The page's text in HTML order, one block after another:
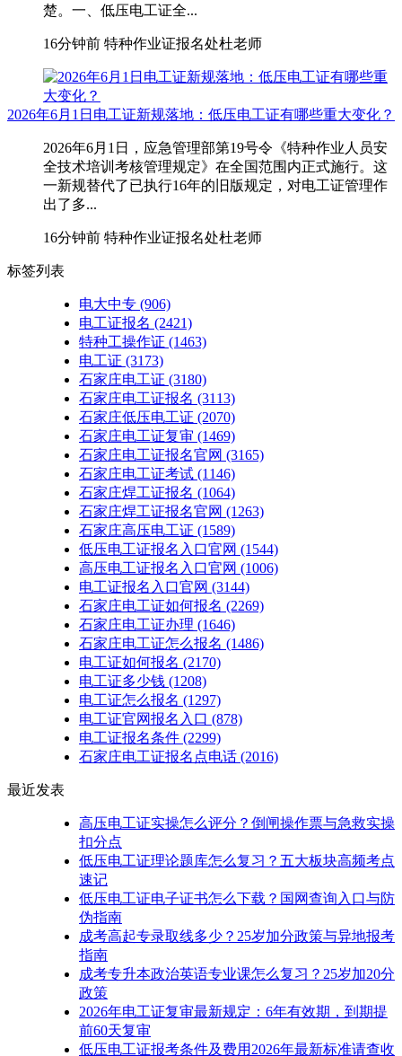
楚。一、低压电工证全...
16分钟前 特种作业证报名处杜老师
2026年6月1日电工证新规落地：低压电工证有哪些重大变化？
2026年6月1日，应急管理部第19号令《特种作业人员安
全技术培训考核管理规定》在全国范围内正式施行。这
一新规替代了已执行16年的旧版规定，对电工证管理作
出了多...
16分钟前 特种作业证报名处杜老师
标签列表
电大中专 (906)
电工证报名 (2421)
特种工操作证 (1463)
电工证 (3173)
石家庄电工证 (3180)
石家庄电工证报名 (3113)
石家庄低压电工证 (2070)
石家庄电工证复审 (1469)
石家庄电工证报名官网 (3165)
石家庄电工证考试 (1146)
石家庄焊工证报名 (1064)
石家庄焊工证报名官网 (1263)
石家庄高压电工证 (1589)
低压电工证报名入口官网 (1544)
高压电工证报名入口官网 (1006)
电工证报名入口官网 (3144)
石家庄电工证如何报名 (2269)
石家庄电工证办理 (1646)
石家庄电工证怎么报名 (1486)
电工证如何报名 (2170)
电工证多少钱 (1208)
电工证怎么报名 (1297)
电工证官网报名入口 (878)
电工证报名条件 (2299)
石家庄电工证报名点电话 (2016)
最近发表
高压电工证实操怎么评分？倒闸操作票与急救实操
扣分点
低压电工证理论题库怎么复习？五大板块高频考点
速记
低压电工证电子证书怎么下载？国网查询入口与防
伪指南
成考高起专录取线多少？25岁加分政策与异地报考
指南
成考专升本政治英语专业课怎么复习？25岁加20分
政策
2026年电工证复审最新规定：6年有效期，到期提
前60天复审
低压电工证报考条件及费用2026年最新标准请查收